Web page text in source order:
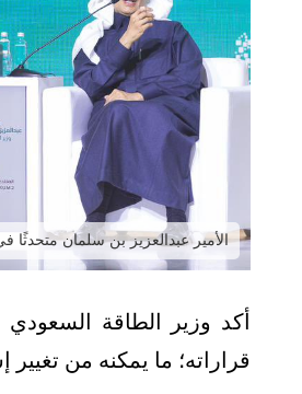
الأمير عبدالعزيز بن سلمان متحدثًا
أكد وزير الطاقة السعودي
قراراته؛ ما يمكنه من